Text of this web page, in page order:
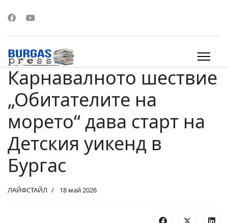
Карнавалното шествие
„Обитателите на
морето“ дава старт на
Детския уикенд в
Бургас
ЛАЙФСТАЙЛ 18 май 2026